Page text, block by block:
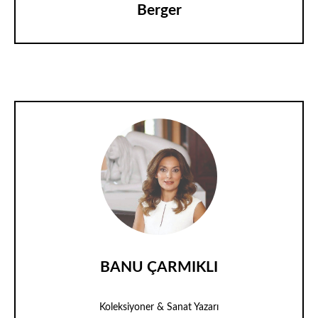
Berger
BANU ÇARMIKLI
Koleksiyoner & Sanat Yazarı